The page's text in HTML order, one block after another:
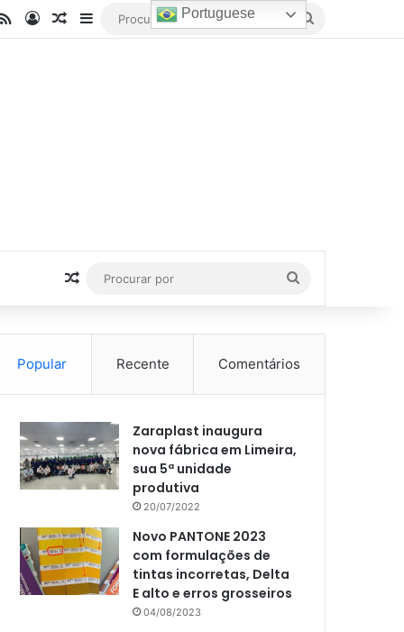
RSSEntrarArtigo aleatório
Barra Lateral
Artigo aleatório
por
Popular Recente Comentários
Zaraplast inaugura
nova fábrica em Limeira,
sua 5ª unidade
produtiva
20/07/2022
Novo PANTONE 2023
com formulações de
tintas incorretas, Delta
E alto e erros grosseiros
04/08/2023
Portuguese